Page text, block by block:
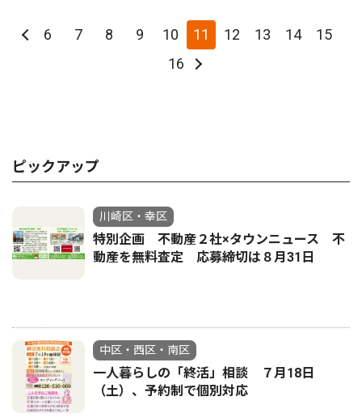
6 7 8 9 10 11 12 13 14
15
16
ピックアップ
川崎区・幸区
特別企画 不動産２社×タウンニュース 不
動産を無料査定 応募締切は８月31日
中区・西区・南区
一人暮らしの「終活」相談 ７月18日
（土）、予約制で個別対応